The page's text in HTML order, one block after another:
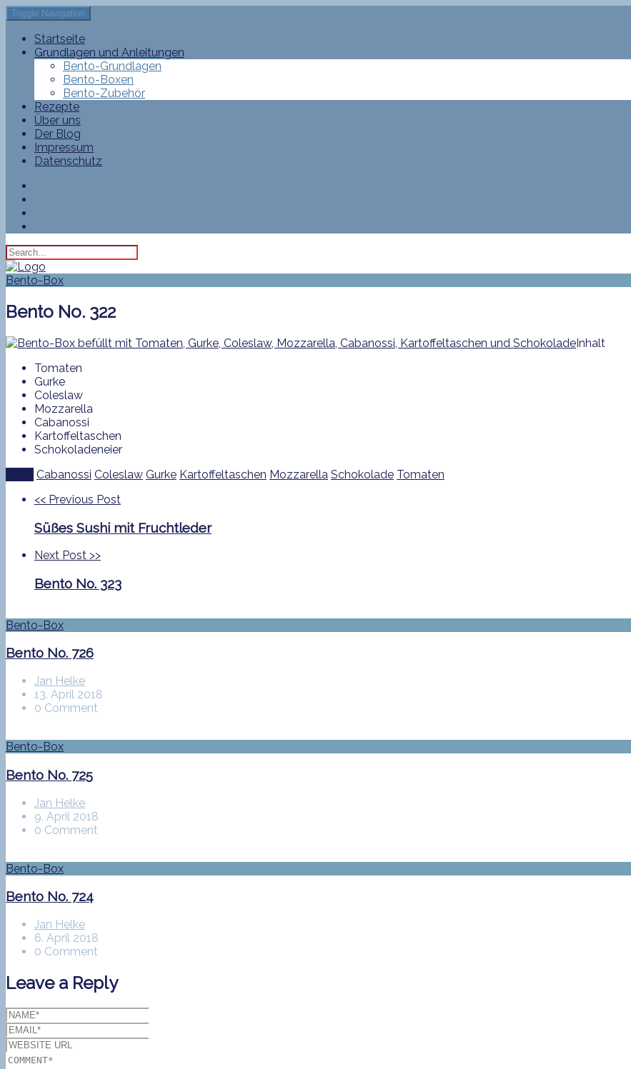
Toggle Navigation
Startseite
Grundlagen und Anleitungen
Bento-Grundlagen
Bento-Boxen
Bento-Zubehör
Rezepte
Über uns
Der Blog
Impressum
Datenschutz
Bento-Box
Bento No. 322
Inhalt
Tomaten
Gurke
Coleslaw
Mozzarella
Cabanossi
Kartoffeltaschen
Schokoladeneier
Cabanossi Coleslaw Gurke Kartoffeltaschen Mozzarella Schokolade Tomaten
<< Previous Post
Süßes Sushi mit Fruchtleder
Next Post >>
Bento No. 323
Bento-Box
Bento No. 726
Jan Helke
13. April 2018
0 Comment
Bento-Box
Bento No. 725
Jan Helke
9. April 2018
0 Comment
Bento-Box
Bento No. 724
Jan Helke
6. April 2018
0 Comment
Leave a Reply